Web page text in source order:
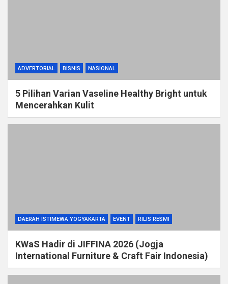
ADVERTORIAL BISNIS NASIONAL
5 Pilihan Varian Vaseline Healthy Bright untuk
Mencerahkan Kulit
DAERAH ISTIMEWA YOGYAKARTA EVENT RILIS RESMI
KWaS Hadir di JIFFINA 2026 (Jogja
International Furniture & Craft Fair Indonesia)